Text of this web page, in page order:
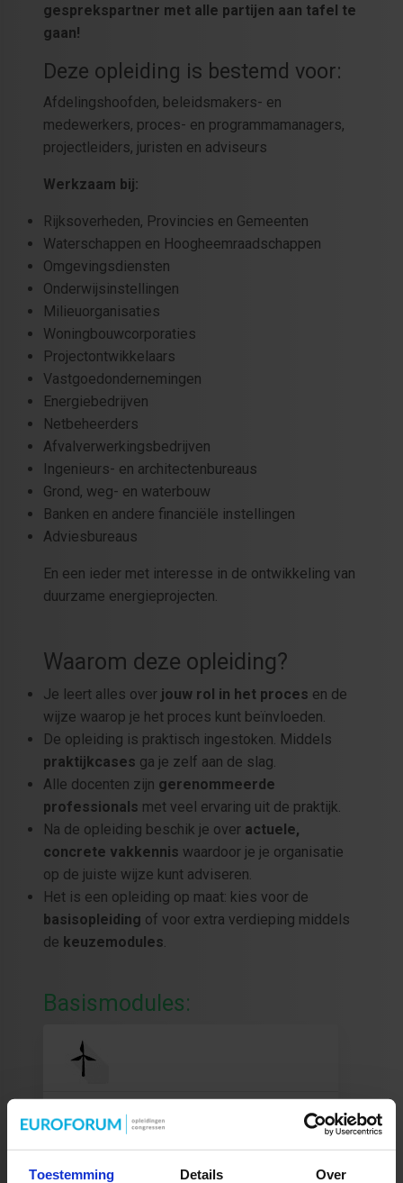
Toestemming Details Over
gesprekspartner met alle partijen aan tafel te
gaan!
Deze opleiding is bestemd voor:
Afdelingshoofden, beleidsmakers- en
medewerkers, proces- en programmamanagers,
projectleiders, juristen en adviseurs
Werkzaam bij:
Rijksoverheden, Provincies en Gemeenten
Waterschappen en Hoogheemraadschappen
Omgevingsdiensten
Onderwijsinstellingen
Milieuorganisaties
Woningbouwcorporaties
Projectontwikkelaars
Vastgoedondernemingen
Energiebedrijven
Netbeheerders
Afvalverwerkingsbedrijven
Ingenieurs- en architectenbureaus
Grond, weg- en waterbouw
Banken en andere financiële instellingen
Adviesbureaus
En een ieder met interesse in de ontwikkeling van
duurzame energieprojecten.
Waarom deze opleiding?
Je leert alles over jouw rol in het proces en de
wijze waarop je het proces kunt beïnvloeden.
De opleiding is praktisch ingestoken. Middels
praktijkcases ga je zelf aan de slag.
Alle docenten zijn gerenommeerde
professionals met veel ervaring uit de praktijk.
Na de opleiding beschik je over actuele,
concrete vakkennis waardoor je je organisatie
op de juiste wijze kunt adviseren.
Het is een opleiding op maat: kies voor de
basisopleiding of voor extra verdieping middels
de keuzemodules
Basismodules:
Module 1:
Duurzame energie: De markt, de
transitie en het beleid